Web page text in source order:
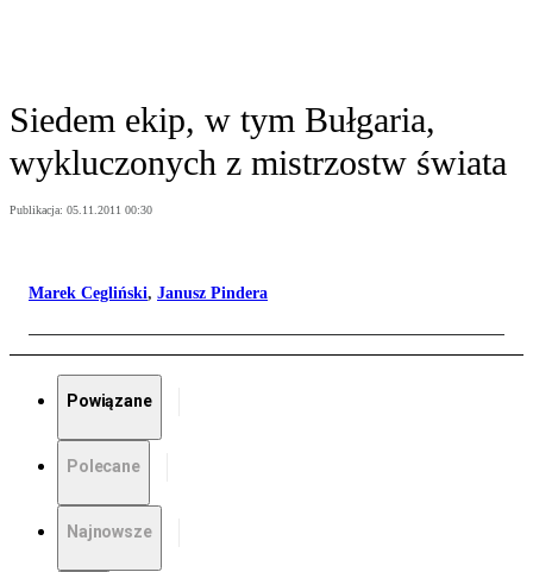
Siedem ekip, w tym Bułgaria,
wykluczonych z mistrzostw świata
Publikacja: 05.11.2011 00:30
Marek Cegliński, Janusz Pindera
Powiązane
Polecane
Najnowsze